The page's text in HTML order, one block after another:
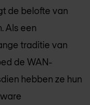
de belofte van
Als een
traditie van
de WAN-
hebben ze hun